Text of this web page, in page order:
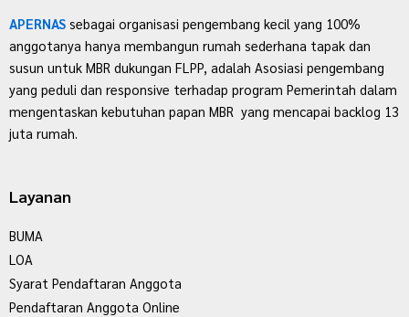
APERNAS sebagai organisasi pengembang kecil yang 100%
anggotanya hanya membangun rumah sederhana tapak dan
susun untuk MBR dukungan FLPP, adalah Asosiasi pengembang
yang peduli dan responsive terhadap program Pemerintah dalam
mengentaskan kebutuhan papan MBR yang mencapai backlog 13
juta rumah.
Layanan
BUMA
LOA
Syarat Pendaftaran Anggota
Pendaftaran Anggota Online